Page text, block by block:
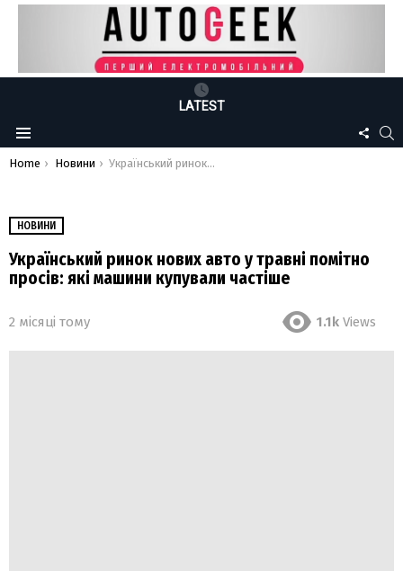
LATEST
Menu
US
You are here:
Home Новини Український ринок нових авто у травні помітно просів: які машини купували частіше
НОВИНИ
Український ринок нових авто у травні помітно
просів: які машини купували частіше
2 місяці тому 1.1k Views